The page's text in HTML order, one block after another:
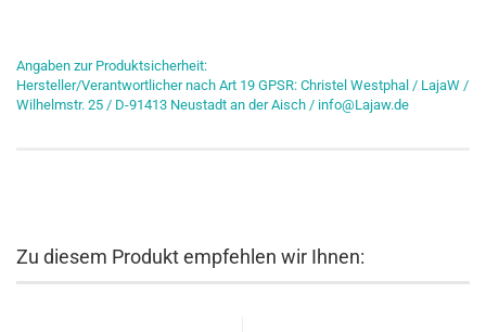
Angaben zur Produktsicherheit:
Hersteller/Verantwortlicher nach Art 19 GPSR: Christel Westphal / LajaW /
Wilhelmstr. 25 / D-91413 Neustadt an der Aisch / info@Lajaw.de
Zu diesem Produkt empfehlen wir Ihnen: